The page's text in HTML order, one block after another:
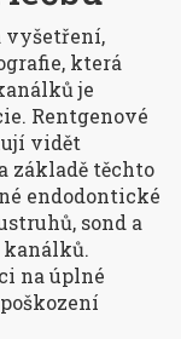
vyšetření,
která
je
Rentgenové
vidět
základě těchto
endodontické
sond a
.
na úplné